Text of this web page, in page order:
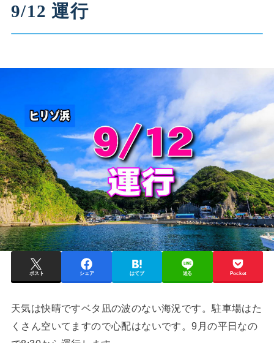
9/12 運行
ポスト シェア はてブ 送る Pocket
天気は快晴ですベタ凪の波のない海況です。駐車場はた
くさん空いてますので心配はないです。9月の平日なの